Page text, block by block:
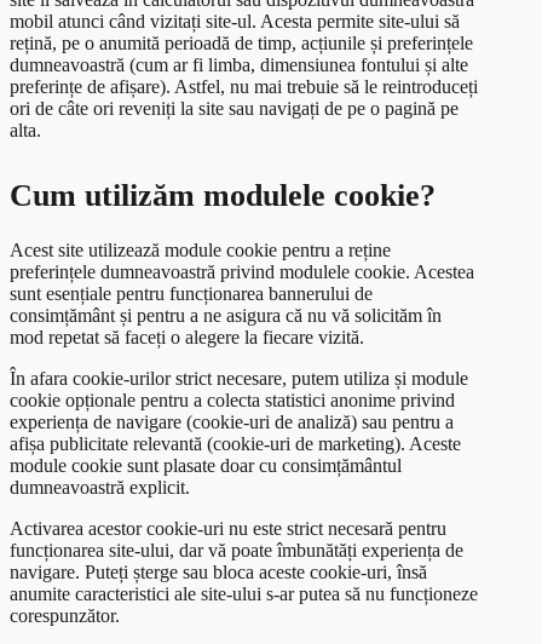
Consultare publică
Acte normative
Registru consemnare și analizare propuneri
Integritate instituțională
Etică și conduită
Comunicat de presa
Statistici
Note de informare
Statistici europene
RNCIS
Reglementări
RNCP
RPEFPAIIS
Euroguidance
Proiecte
În calitate de beneficiar
ISCO sarcini și activități
Standarde Ocupaționale 2014-2026
Standarde Ocupaționale Arhivate (documentare)
Reglementari
Acte necesare
Relația cu piața muncii protocoale de colaborare
Standarde Ocupaționale
Tarife
Programe de formare
Specialist în sisteme de calificare
Centru competențe digitale
Registre
Registrul evaluatorilor de competențe profesionale
(2026-prezent)
Registrul evaluatorilor de competențe
profesionale(2021-2025)
Registrul Național al Centrelor Profesionale
Registrul Absolventilor
Legături utile
Contact
mobil atunci când vizitați site-ul. Acesta permite site-ului să
rețină, pe o anumită perioadă de timp, acțiunile și preferințele
dumneavoastră (cum ar fi limba, dimensiunea fontului și alte
preferințe de afișare). Astfel, nu mai trebuie să le reintroduceți
ori de câte ori reveniți la site sau navigați de pe o pagină pe
alta.
Cum utilizăm modulele cookie?
Acest site utilizează module cookie pentru a reține
preferințele dumneavoastră privind modulele cookie. Acestea
sunt esențiale pentru funcționarea bannerului de
consimțământ și pentru a ne asigura că nu vă solicităm în
mod repetat să faceți o alegere la fiecare vizită.
În afara cookie-urilor strict necesare, putem utiliza și module
cookie opționale pentru a colecta statistici anonime privind
experiența de navigare (cookie-uri de analiză) sau pentru a
afișa publicitate relevantă (cookie-uri de marketing). Aceste
module cookie sunt plasate doar cu consimțământul
dumneavoastră explicit.
Activarea acestor cookie-uri nu este strict necesară pentru
funcționarea site-ului, dar vă poate îmbunătăți experiența de
navigare. Puteți șterge sau bloca aceste cookie-uri, însă
anumite caracteristici ale site-ului s-ar putea să nu funcționeze
corespunzător.